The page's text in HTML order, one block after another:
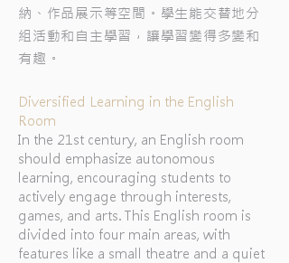
納、作品展示等空間。學生能交替地分
組活動和自主學習，讓學習變得多變和
有趣。
Diversified Learning in the English
Room
In the 21st century, an English room
should emphasize autonomous
learning, encouraging students to
actively engage through interests,
games, and arts. This English room is
divided into four main areas, with
features like a small theatre and a quiet